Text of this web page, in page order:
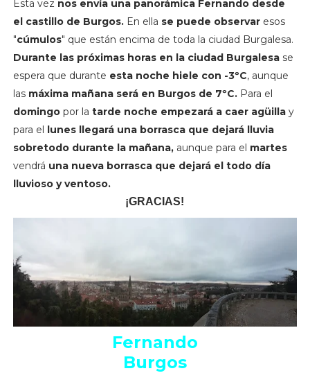
Esta vez nos envía una panorámica Fernando desde
el castillo de Burgos.En ella se puede observaresos
"cúmulos" que están encima de toda la ciudad Burgalesa.
Durante las próximas horas en la ciudad Burgalesase
espera que durante esta noche hiele con -3ºC, aunque
las máxima mañana será en Burgos de 7ºC.Para el
domingo por la tarde noche empezará a caer agüillay
para el lunes llegará una borrasca que dejará lluvia
sobretodo durante la mañana,aunque para el martes
vendrá una nueva borrasca que dejará el todo día
lluvioso y ventoso.
¡GRACIAS!
Fernando
Burgos